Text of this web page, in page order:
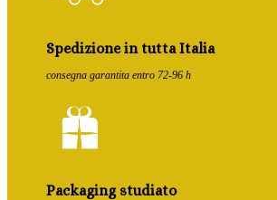
Spedizione in tutta Italia
consegna garantita entro 72-96 h
Packaging studiato